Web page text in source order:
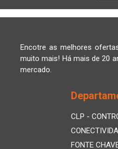
Encotre as melhores
muito mais! Há mais de 20
mercado.
CLP -
FONTE